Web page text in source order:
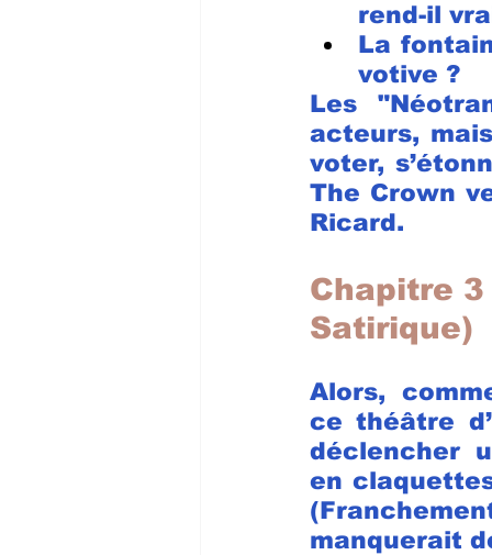
rend-il
La
votive ?
Les
acteurs,
voter,
The Crown
Ricard.
Chapitre
Satirique)
Alors,
ce théâtre
déclencher
en
manquerait